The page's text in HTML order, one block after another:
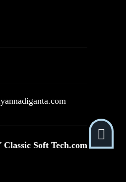
Classic Soft Tech.com